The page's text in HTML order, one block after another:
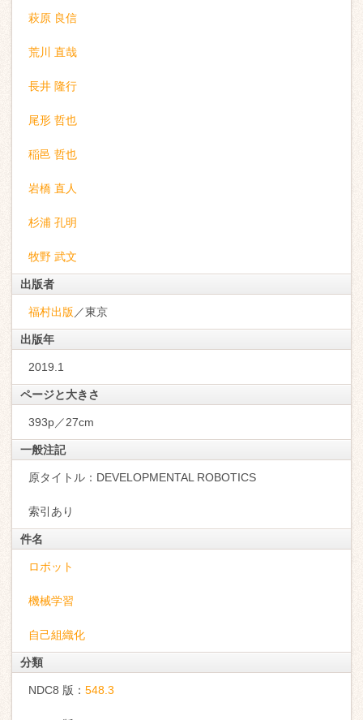
萩原 良信
荒川 直哉
長井 隆行
尾形 哲也
稲邑 哲也
岩橋 直人
杉浦 孔明
牧野 武文
出版者
福村出版 ／東京
出版年
2019.1
ページと大きさ
393p／27cm
一般注記
原タイトル：DEVELOPMENTAL ROBOTICS
索引あり
件名
ロボット
機械学習
自己組織化
分類
NDC8 版： 548.3